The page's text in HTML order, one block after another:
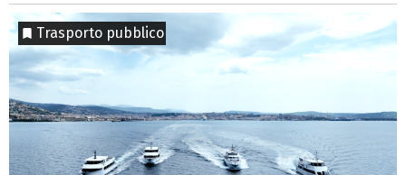
Trasporto pubblico